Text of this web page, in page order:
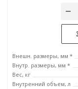
Внешн. размеры, мм *
Внутр. размеры, мм *
Вес, кг
Внутренний объем, л